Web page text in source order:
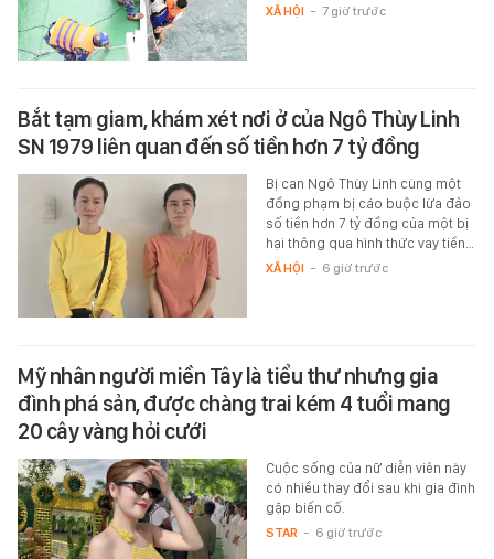
XÃ HỘI - 7 giờ trước
Bắt tạm giam, khám xét nơi ở của Ngô Thùy Linh
SN 1979 liên quan đến số tiền hơn 7 tỷ đồng
Bị can Ngô Thùy Linh cùng một
đồng phạm bị cáo buộc lừa đảo
số tiền hơn 7 tỷ đồng của một bị
hại thông qua hình thức vay tiền…
XÃ HỘI - 6 giờ trước
Mỹ nhân người miền Tây là tiểu thư nhưng gia
đình phá sản, được chàng trai kém 4 tuổi mang
20 cây vàng hỏi cưới
Cuộc sống của nữ diễn viên này
có nhiều thay đổi sau khi gia đình
gặp biến cố.
STAR - 6 giờ trước